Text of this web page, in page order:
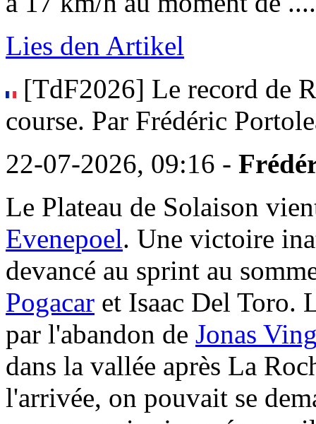
Lies den Artikel
[TdF2026] Le record de
course. Par Frédéric
22-07-2026, 09:16 -
Le Plateau de Solaison
Evenepoel. Une victoire
devancé au sprint au
Pogacar et Isaac Del Toro.
par l'abandon de Jonas
dans la vallée après La
l'arrivée, on pouvait se